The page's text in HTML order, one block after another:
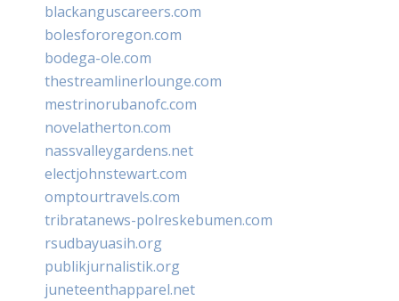
blackanguscareers.com
bolesfororegon.com
bodega-ole.com
thestreamlinerlounge.com
mestrinorubanofc.com
novelatherton.com
nassvalleygardens.net
electjohnstewart.com
omptourtravels.com
tribratanews-polreskebumen.com
rsudbayuasih.org
publikjurnalistik.org
juneteenthapparel.net